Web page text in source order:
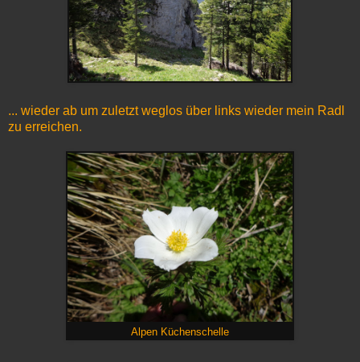
... wieder ab um zuletzt weglos über links wieder mein Radl
zu erreichen.
Alpen Küchenschelle